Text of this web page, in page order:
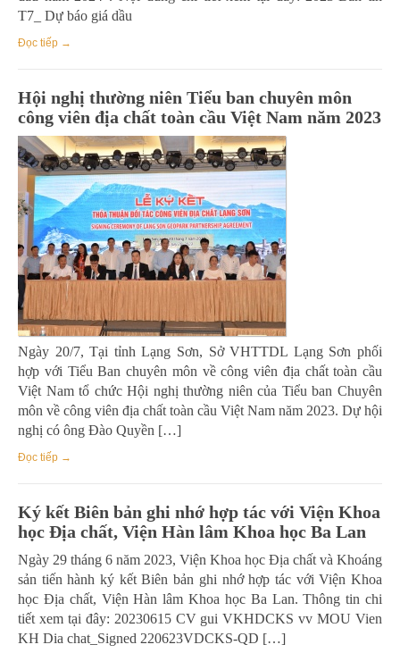
T7_ Dự báo giá dầu
Đọc tiếp →
Hội nghị thường niên Tiểu ban chuyên môn
công viên địa chất toàn cầu Việt Nam năm 2023
Ngày 20/7, Tại tỉnh Lạng Sơn, Sở VHTTDL Lạng Sơn phối
hợp với Tiểu Ban chuyên môn về công viên địa chất toàn cầu
Việt Nam tổ chức Hội nghị thường niên của Tiểu ban Chuyên
môn về công viên địa chất toàn cầu Việt Nam năm 2023. Dự hội
nghị có ông Đào Quyền […]
Đọc tiếp →
Ký kết Biên bản ghi nhớ hợp tác với Viện Khoa
học Địa chất, Viện Hàn lâm Khoa học Ba Lan
Ngày 29 tháng 6 năm 2023, Viện Khoa học Địa chất và Khoáng
sản tiến hành ký kết Biên bản ghi nhớ hợp tác với Viện Khoa
học Địa chất, Viện Hàn lâm Khoa học Ba Lan. Thông tin chi
tiết xem tại đây: 20230615 CV gui VKHDCKS vv MOU Vien
KH Dia chat_Signed 220623VDCKS-QD […]